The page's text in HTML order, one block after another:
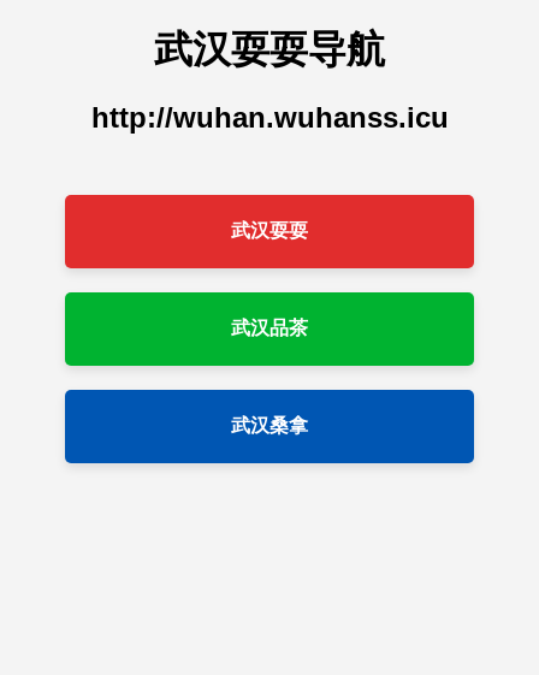
武汉耍耍导航
http://wuhan.wuhanss.icu
武汉耍耍
武汉品茶
武汉桑拿